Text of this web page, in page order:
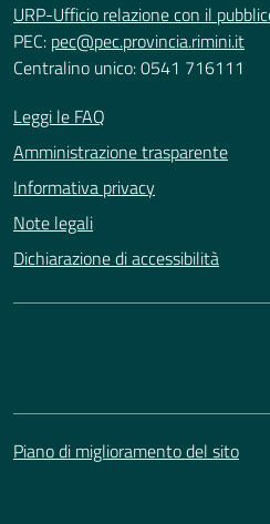
URP-Ufficio relazione con il
PEC: pec@pec.provincia.rimini.it
Centralino unico: 0541 716111
Leggi le FAQ
Amministrazione trasparente
Informativa privacy
Note legali
Dichiarazione di accessibilità
Piano di miglioramento del sito